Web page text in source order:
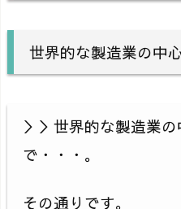
世界的な製造業の中
＞＞世界的な製造業
で・・・。
その通りです。